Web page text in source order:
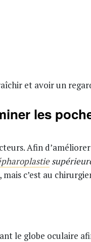
et avoir un
les
Afin
c’est au
le globe oculaire